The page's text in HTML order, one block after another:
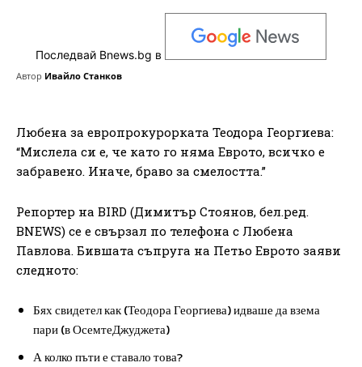
Последвай Bnews.bg в
Автор Ивайло Станков
Любена за европрокурорката Теодора Георгиева:
“Мислела си е, че като го няма Еврото, всичко е
забравено. Иначе, браво за смелостта.”
Репортер на BIRD (Димитър Стоянов, бел.ред.
BNEWS) се е свързал по телефона с Любена
Павлова. Бившата съпруга на Петьо Еврото заяви
следното:
Бях свидетел как (Теодора Георгиева) идваше да взема
пари (в ОсемтеДжуджета)
А колко пъти е ставало това?